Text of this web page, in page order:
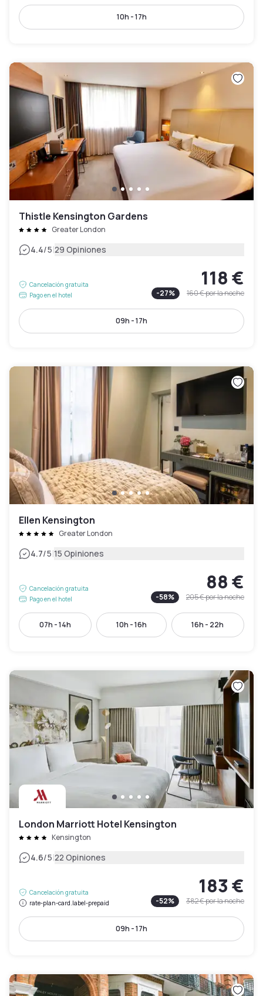
10h - 17h
Thistle Kensington Gardens
Greater London
4.4/5|29 Opiniones
Cancelación gratuita
Pago en el hotel
118 €
-27% 160 €por la noche
09h - 17h
Ellen Kensington
Greater London
4.7/5|15 Opiniones
Cancelación gratuita
Pago en el hotel
88 €
-58% 205 €por la noche
07h - 14h 10h - 16h 16h - 22h
London Marriott Hotel Kensington
Kensington
4.6/5|22 Opiniones
Cancelación gratuita
rate-plan-card.label-prepaid
183 €
-52% 382 €por la noche
09h - 17h